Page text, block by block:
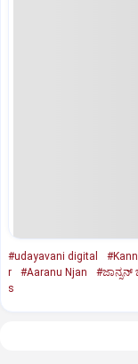
#udayavani digital
r
#Aaranu Njan #ಜಾನ್ಸನ್
s